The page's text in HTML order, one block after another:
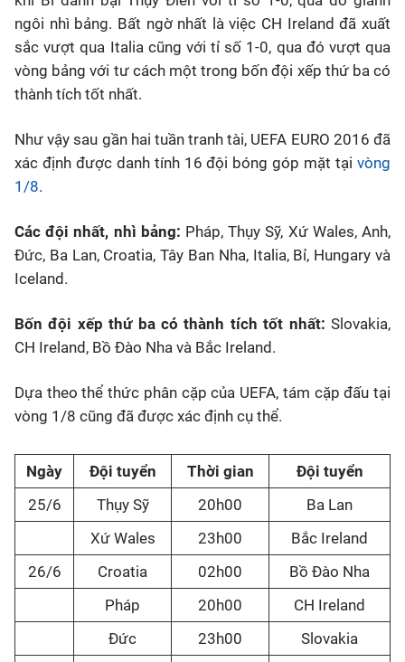
ngôi nhì bảng. Bất ngờ nhất là việc CH Ireland đã xuất
sắc vượt qua Italia cũng với tỉ số 1-0, qua đó vượt qua
vòng bảng với tư cách một trong bốn đội xếp thứ ba có
thành tích tốt nhất.
Như vậy sau gần hai tuần tranh tài, UEFA EURO 2016 đã
xác định được danh tính 16 đội bóng góp mặt tại vòng
1/8.
Các đội nhất, nhì bảng: Pháp, Thụy Sỹ, Xứ Wales, Anh,
Đức, Ba Lan, Croatia, Tây Ban Nha, Italia, Bỉ, Hungary và
Iceland.
Bốn đội xếp thứ ba có thành tích tốt nhất: Slovakia,
CH Ireland, Bồ Đào Nha và Bắc Ireland.
Dựa theo thể thức phân cặp của UEFA, tám cặp đấu tại
vòng 1/8 cũng đã được xác định cụ thể.
Ngày Đội tuyển Thời gian
Đội tuyển
25/6
Thụy Sỹ 20h00
Ba Lan
Xứ Wales
23h00
Bắc Ireland
26/6
Croatia 02h00
Bồ Đào Nha
Pháp
20h00
CH Ireland
Đức
23h00
Slovakia